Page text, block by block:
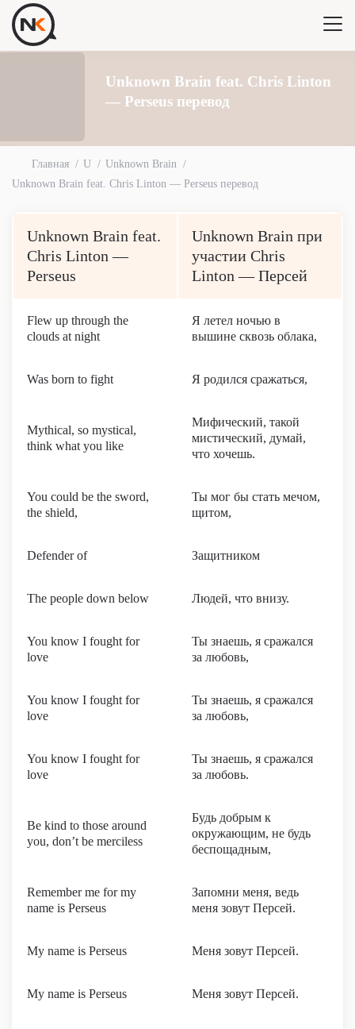
Unknown Brain feat. Chris Linton
— Perseus перевод
Главная U
Unknown Brain
Unknown Brain feat. Chris Linton — Perseus перевод
Unknown Brain feat.
Chris Linton —
Perseus
Unknown Brain при
участии Chris
Linton — Персей
Flew up through the
clouds at night
Я летел ночью в
вышине сквозь облака,
Was born to fight Я родился сражаться,
Mythical, so mystical,
think what you like
Мифический, такой
мистический, думай,
что хочешь.
You could be the sword,
the shield,
Ты мог бы стать мечом,
щитом,
Defender of Защитником
The people down below Людей, что внизу.
You know I fought for
love
Ты знаешь, я сражался
за любовь,
You know I fought for
love
Ты знаешь, я сражался
за любовь,
You know I fought for
love
Ты знаешь, я сражался
за любовь.
Be kind to those around
you, don’t be merciless
Будь добрым к
окружающим, не будь
беспощадным,
Remember me for my
name is Perseus
Запомни меня, ведь
меня зовут Персей.
My name is Perseus Меня зовут Персей.
My name is Perseus Меня зовут Персей.